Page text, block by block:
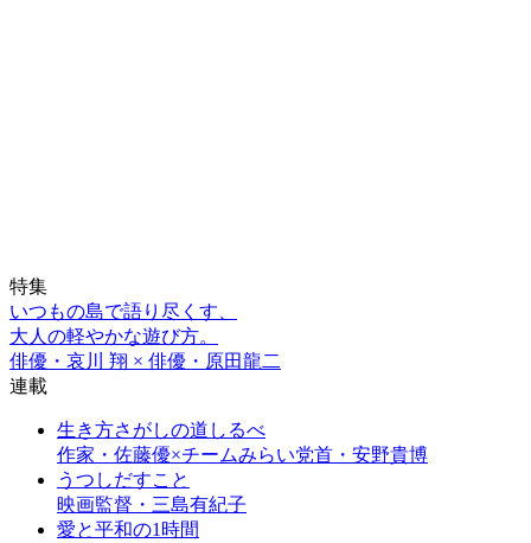
特集
いつもの島で語り尽くす、
大人の軽やかな遊び方。
俳優・哀川 翔 × 俳優・原田龍二
連載
生き方さがしの道しるべ
作家・佐藤優×チームみらい党首・安野貴博
うつしだすこと
映画監督・三島有紀子
愛と平和の1時間